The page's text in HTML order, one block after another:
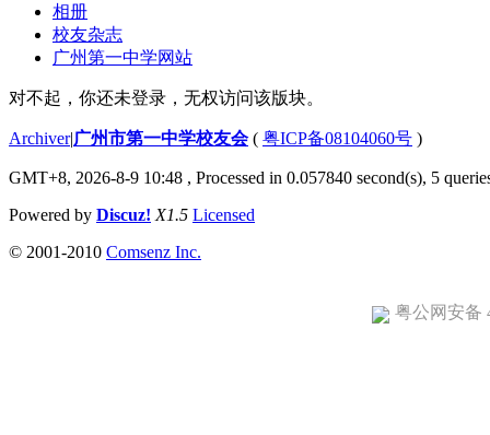
相册
校友杂志
广州第一中学网站
对不起，你还未登录，无权访问该版块。
Archiver|广州市第一中学校友会( 粤ICP备08104060号 )
GMT+8, 2026-8-9 10:48 , Processed in 0.057840 second(s), 5
Powered by Discuz! X1.5 Licensed
© 2001-2010 Comsenz Inc.
粤公网安备